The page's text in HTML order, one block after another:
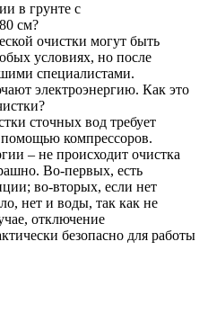
в грунте с
см?
очистки могут быть
условиях, но после
специалистами.
электроэнергию. Как это
сточных вод требует
помощью компрессоров.
– не происходит очистка
Во-первых, есть
во-вторых, если нет
нет и воды, так как не
отключение
безопасно для работы